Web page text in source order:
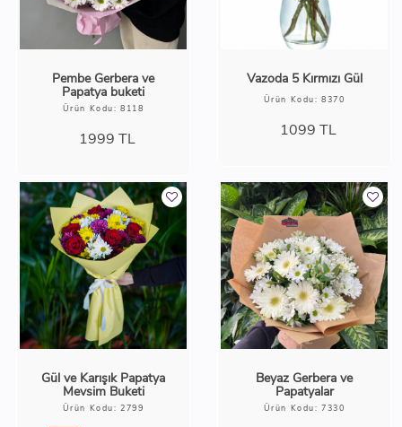
Pembe Gerbera ve
Papatya buketi
Ürün Kodu: 8118
1999 TL
Vazoda 5 Kırmızı Gül
Ürün Kodu: 8370
1099 TL
Gül ve Karışık Papatya
Mevsim Buketi
Ürün Kodu: 2799
Beyaz Gerbera ve
Papatyalar
Ürün Kodu: 7330